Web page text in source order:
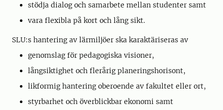
stödja dialog och samarbete mellan studenter samt
vara flexibla på kort och lång sikt.
SLU:s hantering av lärmiljöer ska karaktäriseras av
genomslag för pedagogiska visioner,
långsiktighet och flerårig planeringshorisont,
likformig hantering oberoende av fakultet eller ort,
styrbarhet och överblickbar ekonomi samt